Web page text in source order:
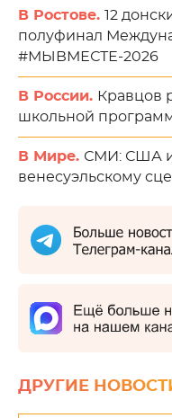
В Ростове. 12
полуфинал
#МЫВМЕСТЕ-2026
В России. Кравцов
школьной
В Мире. СМИ: США
венесуэльскому
ДРУГИЕ